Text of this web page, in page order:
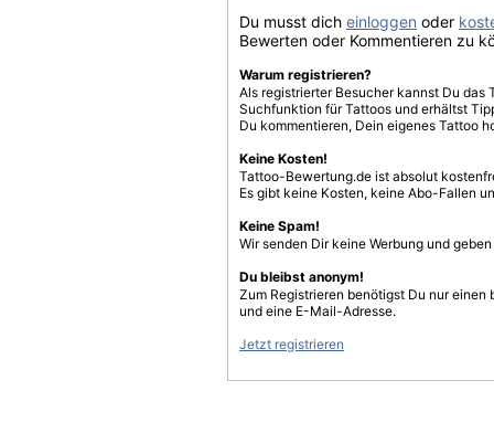
Du musst dich einloggen oder
Bewerten oder Kommentieren zu
Warum registrieren?
Als registrierter Besucher kannst Du
Suchfunktion für Tattoos und erhältst
Du kommentieren, Dein eigenes Tattoo
Keine Kosten!
Tattoo-Bewertung.de ist absolut
Es gibt keine Kosten, keine Abo-Fallen
Keine Spam!
Wir senden Dir keine Werbung und
Du bleibst anonym!
Zum Registrieren benötigst Du nur einen
und eine E-Mail-Adresse.
Jetzt registrieren